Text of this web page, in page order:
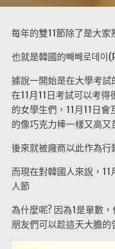
每年的雙11節除了是大
也就是韓國的빼빼로데이
據說一開始是在大學考
在11月11日考試可以考
的女學生們，11月11日
的像巧克力棒一樣又高又
後來就被廠商以此作為行
而現在對韓國人來說，11
人節
為什麼呢? 因為1是單數
朋友們可以趁這天大膽的